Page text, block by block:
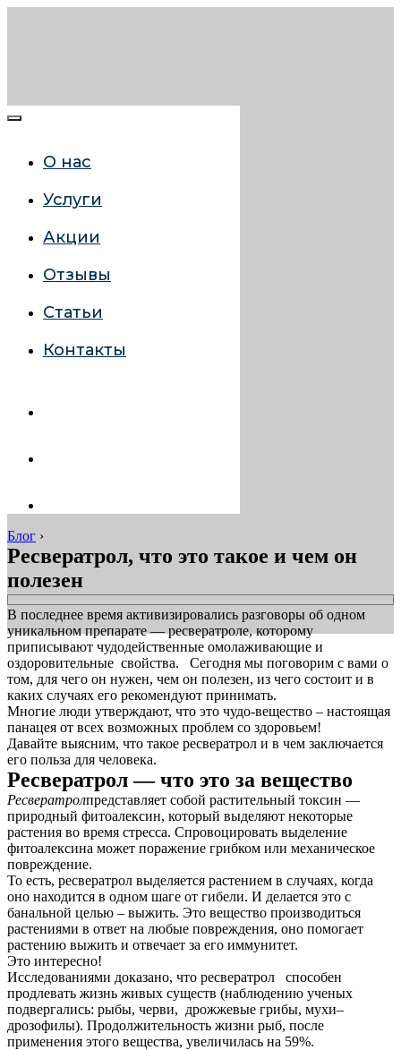
О нас
Услуги
Акции
Отзывы
Статьи
Контакты
Блог ›
Ресвератрол, что это такое и чем он
полезен
В последнее время активизировались разговоры об одном
уникальном препарате — ресвератроле, которому
приписывают чудодейственные омолаживающие и
оздоровительные свойства. Сегодня мы поговорим с вами о
том, для чего он нужен, чем он полезен, из чего состоит и в
каких случаях его рекомендуют принимать.
Многие люди утверждают, что это чудо-вещество – настоящая
панацея от всех возможных проблем со здоровьем!
Давайте выясним, что такое ресвератрол и в чем заключается
его польза для человека.
Ресвератрол — что это за вещество
Ресвератролпредставляет собой растительный токсин —
природный фитоалексин, который выделяют некоторые
растения во время стресса. Спровоцировать выделение
фитоалексина может поражение грибком или механическое
повреждение.
То есть, ресвератрол выделяется растением в случаях, когда
оно находится в одном шаге от гибели. И делается это с
банальной целью – выжить. Это вещество производиться
растениями в ответ на любые повреждения, оно помогает
растению выжить и отвечает за его иммунитет.
Это интересно!
Исследованиями доказано, что ресвератрол способен
продлевать жизнь живых существ (наблюдению ученых
подвергались: рыбы, черви, дрожжевые грибы, мухи–
дрозофилы). Продолжительность жизни рыб, после
применения этого вещества, увеличилась на 59%.